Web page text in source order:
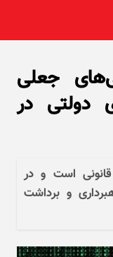
جعلی
دولتی در
قانونی است و در
و برداشت